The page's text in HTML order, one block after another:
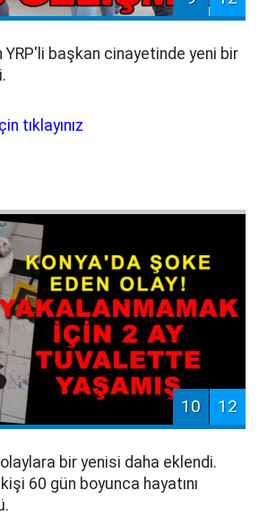
YRP'li başkan cinayetinde yeni bir
tıklayınız
10 12
bir yenisi daha eklendi.
60 gün boyunca hayatını